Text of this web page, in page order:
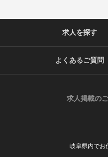
岐阜県内でお
求人を探す
よくあるご質問
求人掲載の